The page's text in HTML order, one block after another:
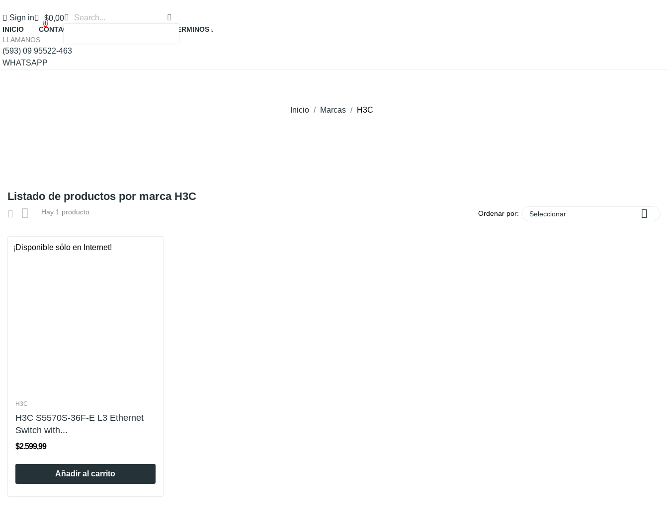
Sign in $0,00
0
INICIO CONTACTO
AVISO & TERMINOS
LLAMANOS
(593) 09 95522-463
WHATSAPP
Inicio Marcas H3C
Listado de productos por marca H3C
Hay 1 producto. Ordenar por: Seleccionar 
¡Disponible sólo en Internet!
H3C
H3C S5570S-36F-E L3 Ethernet
Switch with...
$2.599,99
Añadir al carrito